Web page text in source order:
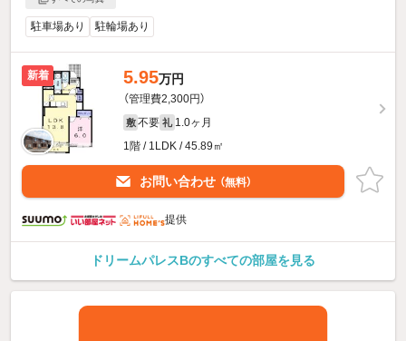
駐車場あり 駐輪場あり
新着 5.95万円
（管理費2,300円）
敷 不要 礼 1.0ヶ月
1階 / 1LDK / 45.89㎡
お問い合わせ （無料）
提供
ドリームパレスBのすべての部屋を見る